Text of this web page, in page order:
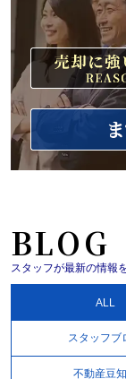
BLOG
スタッフが最新の情報
ALL
スタッフブ
不動産豆